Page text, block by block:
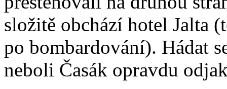
složitě obchází hotel Jalta
po bombardování). Hádat
neboli Časák opravdu